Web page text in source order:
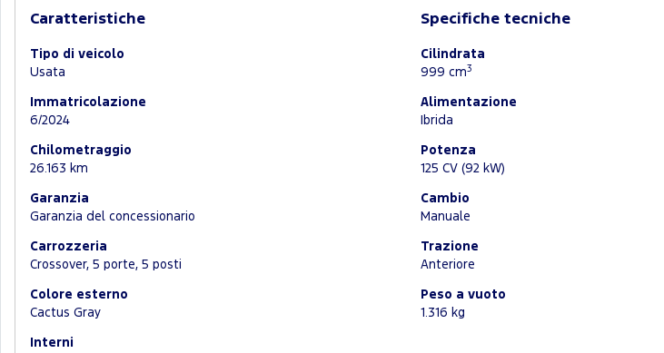
Caratteristiche
Tipo di veicolo
Usata
Immatricolazione
6/2024
Chilometraggio
26.163 km
Garanzia
Garanzia del concessionario
Carrozzeria
Crossover, 5 porte, 5 posti
Colore esterno
Cactus Gray
Interni
Specifiche tecniche
Cilindrata
999 cm3
Alimentazione
Ibrida
Potenza
125 CV (92 kW)
Cambio
Manuale
Trazione
Anteriore
Peso a vuoto
1.316 kg